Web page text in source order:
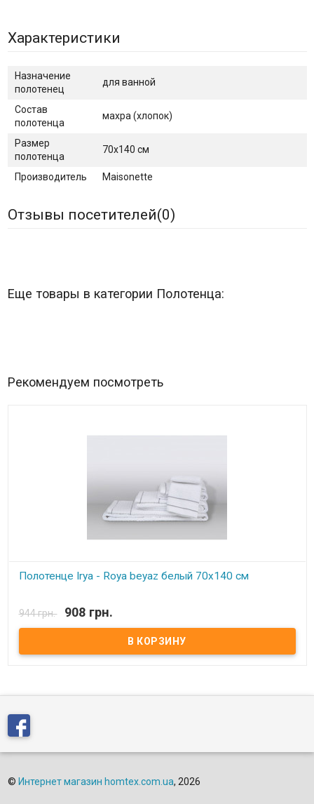
Характеристики
Назначение
полотенец
для ванной
Состав
полотенца
махра (хлопок)
Размер
полотенца
70х140 см
Производитель Maisonette
Отзывы посетителей(0)
Еще товары в категории Полотенца:
Рекомендуем посмотреть
Полотенце Irya - Roya beyaz белый 70х140 см
Состав: 100% хлопок Упаковка: ПВХ. Производитель: Irya
944 грн. 908 грн.
© Интернет магазин homtex.com.ua, 2026